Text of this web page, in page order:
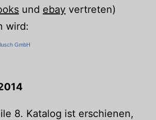
und ebay vertreten)
wird:
GmbH
8. Katalog ist erschienen,